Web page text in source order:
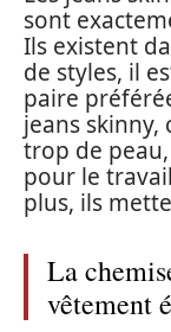
sont
Ils existent
de styles, il
paire
jeans skinny,
trop de
pour le
plus, ils
La
vêtement